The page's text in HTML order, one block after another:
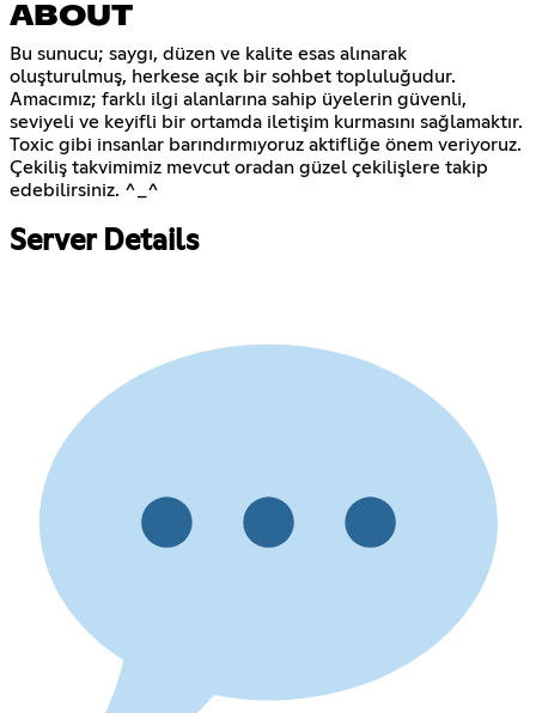
ABOUT
Bu sunucu; saygı, düzen ve kalite esas alınarak
oluşturulmuş, herkese açık bir sohbet topluluğudur.
Amacımız; farklı ilgi alanlarına sahip üyelerin güvenli,
seviyeli ve keyifli bir ortamda iletişim kurmasını sağlamaktır.
Toxic gibi insanlar barındırmıyoruz aktifliğe önem veriyoruz.
Çekiliş takvimimiz mevcut oradan güzel çekilişlere takip
edebilirsiniz. ^_^
Server Details